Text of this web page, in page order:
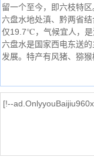
留一个至今，即六枝特
六盘水地处滇、黔两省
仅19.7℃，气候宜人，是
六盘水是国家西电东送
发展。特产有风猪、猕猴
[!--